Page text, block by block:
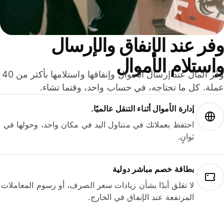
عند الإنفاق والإرسال
الأموال
وفّر المال عند إرسال الأموال وإنفاقها واستلامها بأكثر من 40
كل ما تحتاجه، في حساب واحد، وقتما تشاء.
إدارة الأموال أثناء التنقل عالميًا.
احتفظ بعملاتك في متناول اليد في مكان واحد، وحولها في
ثوانٍ.
بطاقة خصم مباشر دولية
لا تقلق أبدًا بشأن زيادات سعر الصرف، أو رسوم المعاملات
المرتفعة عند الإنفاق في الخارج.